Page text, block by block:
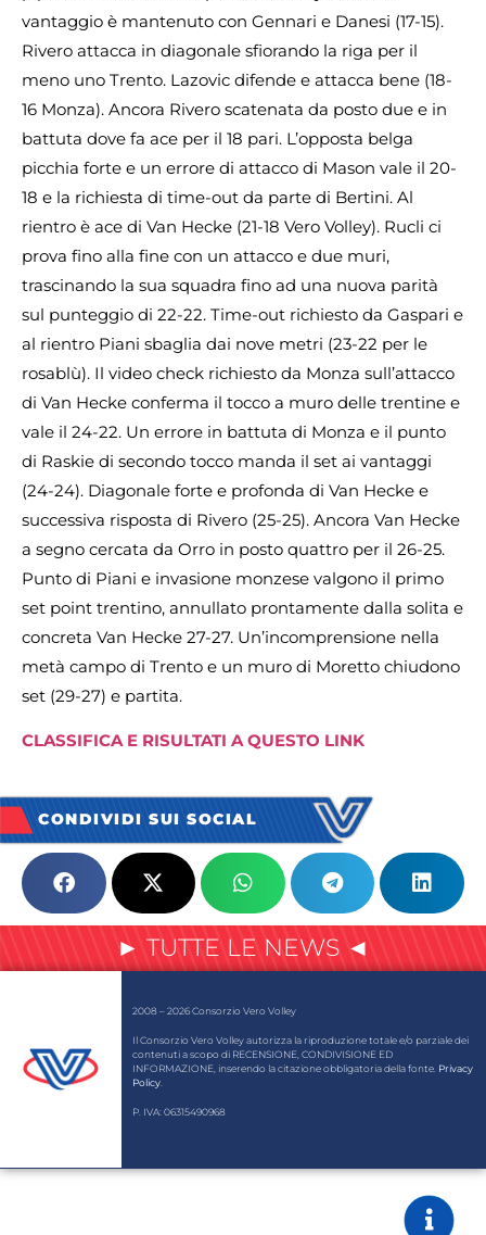
vantaggio è mantenuto con Gennari e Danesi (17-15).
Rivero attacca in diagonale sfiorando la riga per il
meno uno Trento. Lazovic difende e attacca bene (18-
16 Monza). Ancora Rivero scatenata da posto due e in
battuta dove fa ace per il 18 pari. L’opposta belga
picchia forte e un errore di attacco di Mason vale il 20-
18 e la richiesta di time-out da parte di Bertini. Al
rientro è ace di Van Hecke (21-18 Vero Volley). Rucli ci
prova fino alla fine con un attacco e due muri,
trascinando la sua squadra fino ad una nuova parità
sul punteggio di 22-22. Time-out richiesto da Gaspari e
al rientro Piani sbaglia dai nove metri (23-22 per le
rosablù). Il video check richiesto da Monza sull’attacco
di Van Hecke conferma il tocco a muro delle trentine e
vale il 24-22. Un errore in battuta di Monza e il punto
di Raskie di secondo tocco manda il set ai vantaggi
(24-24). Diagonale forte e profonda di Van Hecke e
successiva risposta di Rivero (25-25). Ancora Van Hecke
a segno cercata da Orro in posto quattro per il 26-25.
Punto di Piani e invasione monzese valgono il primo
set point trentino, annullato prontamente dalla solita e
concreta Van Hecke 27-27. Un’incomprensione nella
metà campo di Trento e un muro di Moretto chiudono
set (29-27) e partita.
CLASSIFICA E RISULTATI A QUESTO LINK
CONDIVIDI SUI SOCIAL
► TUTTE LE NEWS ◄
2008 – 2026 Consorzio Vero Volley
Il Consorzio Vero Volley autorizza la riproduzione totale e/o parziale dei
contenuti a scopo di RECENSIONE, CONDIVISIONE ED
INFORMAZIONE, inserendo la citazione obbligatoria della fonte. Privacy
Policy
P. IVA: 06315490968